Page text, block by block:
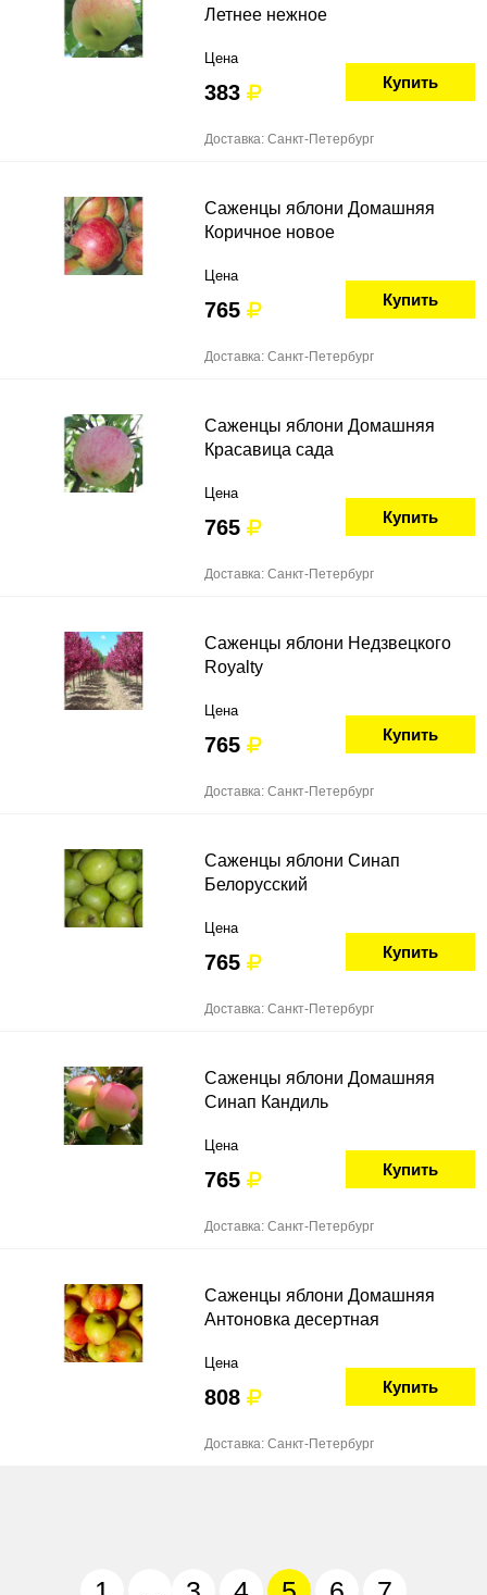
Летнее нежное
Цена
383 Купить
Доставка: Санкт-Петербург
Саженцы яблони Домашняя
Коричное новое
Цена
765 Купить
Доставка: Санкт-Петербург
Саженцы яблони Домашняя
Красавица сада
Цена
765 Купить
Доставка: Санкт-Петербург
Саженцы яблони Недзвецкого
Royalty
Цена
765 Купить
Доставка: Санкт-Петербург
Саженцы яблони Синап
Белорусский
Цена
765 Купить
Доставка: Санкт-Петербург
Саженцы яблони Домашняя
Синап Кандиль
Цена
765 Купить
Доставка: Санкт-Петербург
Саженцы яблони Домашняя
Антоновка десертная
Цена
808 Купить
Доставка: Санкт-Петербург